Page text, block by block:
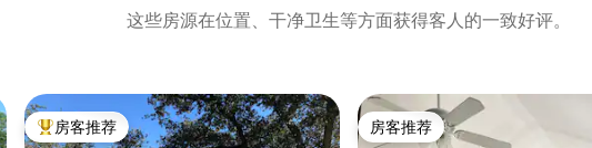
这些房源在位置、干净卫生等方面获得客人的一致好评。
热门「房客推荐」
房客推荐 房客推荐
房客推荐